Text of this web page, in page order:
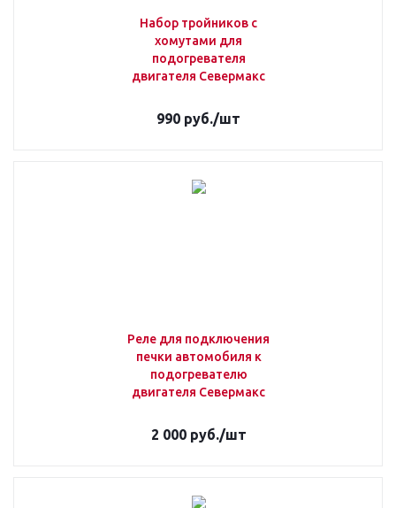
Набор тройников с
хомутами для
подогревателя
двигателя Севермакс
990 руб./шт
Реле для подключения
печки автомобиля к
подогревателю
двигателя Севермакс
2 000руб./шт